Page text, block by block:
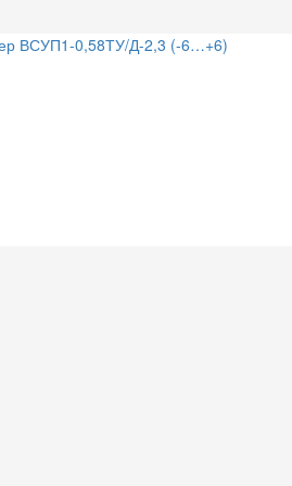
ВСУП1-0,58ТУ/Д-2,3 (-6…+6)